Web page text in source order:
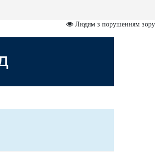
Людям з порушенням зору